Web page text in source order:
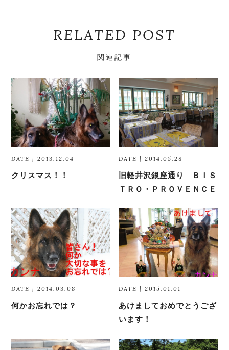
RELATED POST
関連記事
DATE | 2013.12.04
クリスマス！！
DATE | 2014.05.28
旧軽井沢銀座通り ＢＩＳ
ＴＲＯ・ＰＲＯＶＥＮＣＥ
DATE | 2014.03.08
何かお忘れでは？
DATE | 2015.01.01
あけましておめでとうござ
います！